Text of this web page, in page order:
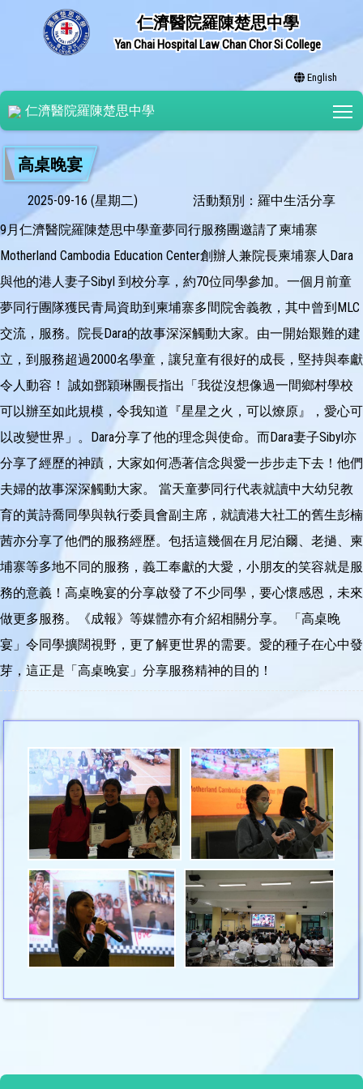
仁濟醫院羅陳楚思中學
Yan Chai Hospital Law Chan Chor Si College
English
仁濟醫院羅陳楚思中學
高桌晚宴
2025-09-16 (星期二)
活動類別：羅中生活分享
9月仁濟醫院羅陳楚思中學童夢同行服務團邀請了柬埔寨
Motherland Cambodia Education Center創辦人兼院長柬埔寨人Dara
與他的港人妻子Sibyl 到校分享，約70位同學參加。一個月前童
夢同行團隊獲民青局資助到柬埔寨多間院舍義教，其中曾到MLC
交流，服務。院長Dara的故事深深觸動大家。由一開始艱難的建
立，到服務超過2000名學童，讓兒童有很好的成長，堅持與奉獻
令人動容！ 誠如鄧穎琳團長指出「我從沒想像過一間鄉村學校
可以辦至如此規模，令我知道『星星之火，可以燎原』，愛心可
以改變世界」。Dara分享了他的理念與使命。而Dara妻子Sibyl亦
分享了經歷的神蹟，大家如何憑著信念與愛一步步走下去！他們
夫婦的故事深深觸動大家。 當天童夢同行代表就讀中大幼兒教
育的黃詩喬同學與執行委員會副主席，就讀港大社工的舊生彭楠
茜亦分享了他們的服務經歷。包括這幾個在月尼泊爾、老撾、柬
埔寨等多地不同的服務，義工奉獻的大愛，小朋友的笑容就是服
務的意義！高桌晚宴的分享啟發了不少同學，要心懷感恩，未來
做更多服務。《成報》等媒體亦有介紹相關分享。 「高桌晚
宴」令同學擴闊視野，更了解更世界的需要。愛的種子在心中發
芽，這正是「高桌晚宴」分享服務精神的目的！